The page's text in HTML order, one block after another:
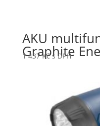
AKU
Graphite
1 437Kč s DPH